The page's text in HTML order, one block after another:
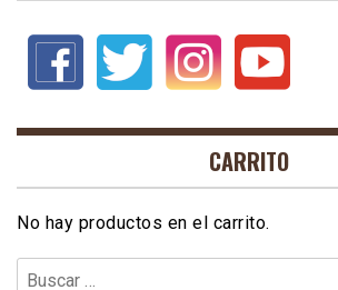
CARRITO
No hay productos en el carrito.
Buscar: